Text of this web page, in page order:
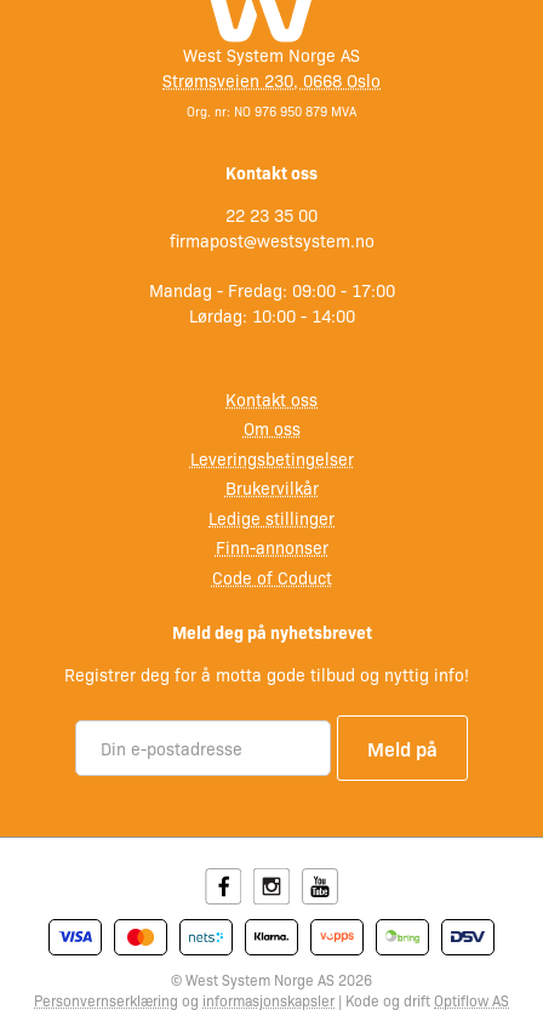
West System Norge AS
Strømsveien 230, 0668 Oslo
Org. nr: NO 976 950 879 MVA
Kontakt oss
22 23 35 00
firmapost@westsystem.no
Mandag - Fredag: 09:00 - 17:00
Lørdag: 10:00 - 14:00
Kontakt oss
Om oss
Leveringsbetingelser
Brukervilkår
Ledige stillinger
Finn-annonser
Code of Coduct
Meld deg på nyhetsbrevet
Registrer deg for å motta gode tilbud og nyttig info!
© West System Norge AS 2026
Personvernserklæring og informasjonskapsler | Kode og driftOptiflow AS
FacebookInstagramYoutube